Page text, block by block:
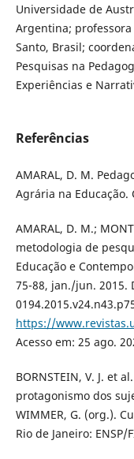
Universidade de
Argentina;
Santo, Brasil;
Pesquisas na
Experiências e
Referências
AMARAL, D. M.
Agrária na
AMARAL, D. M.;
metodologia de
Educação e
75-88, jan./jun. 2015.
https://
Acesso em: 25 ago.
BORNSTEIN, V. J. et
protagonismo dos
WIMMER, G. (org.).
Rio de Janeiro: ENSP/